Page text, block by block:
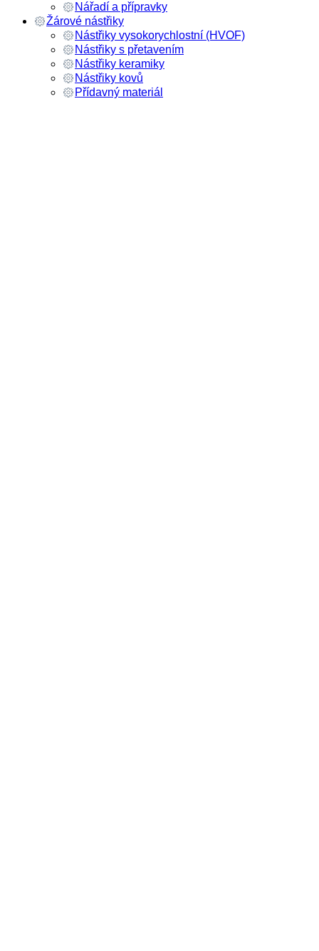
Nářadí a přípravky
Žárové nástřiky
Nástřiky vysokorychlostní (HVOF)
Nástřiky s přetavením
Nástřiky keramiky
Nástřiky kovů
Přídavný materiál